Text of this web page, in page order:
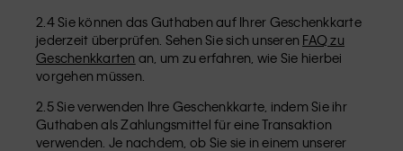
2.4 Sie können das Guthaben auf Ihrer Geschenkkarte
jederzeit überprüfen. Sehen Sie sich unseren FAQ zu
Geschenkkarten an, um zu erfahren, wie Sie hierbei
vorgehen müssen.
2.5 Sie verwenden Ihre Geschenkkarte, indem Sie ihr
Guthaben als Zahlungsmittel für eine Transaktion
verwenden. Je nachdem, ob Sie sie in einem unserer